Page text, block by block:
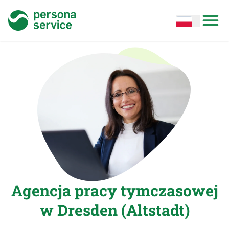
persona service Open options
Agencja pracy tymczasowej
w Dresden (Altstadt)